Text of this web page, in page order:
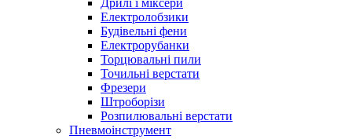
Дрилі і міксери
Електролобзики
Будівельні фени
Електрорубанки
Торцювальні пили
Точильні верстати
Фрезери
Штроборізи
Розпилювальні верстати
Пневмоінструмент